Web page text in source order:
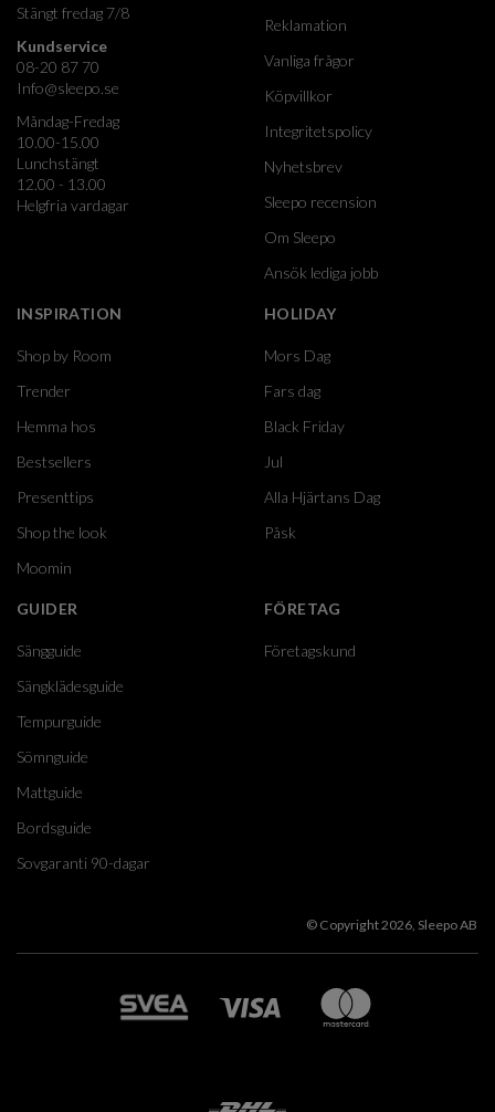
Stängt fredag 7/8
Kundservice
08-20 87 70
Info@sleepo.se
Måndag-Fredag
10.00-15.00
Lunchstängt
12.00 - 13.00
Helgfria vardagar
Reklamation
Vanliga frågor
Köpvillkor
Integritetspolicy
Nyhetsbrev
Sleepo recension
Om Sleepo
Ansök lediga jobb
INSPIRATION
Shop by Room
Trender
Hemma hos
Bestsellers
Presenttips
Shop the look
Moomin
HOLIDAY
Mors Dag
Fars dag
Black Friday
Jul
Alla Hjärtans Dag
Påsk
GUIDER
Sängguide
Sängklädesguide
Tempurguide
Sömnguide
Mattguide
Bordsguide
Sovgaranti 90-dagar
FÖRETAG
Företagskund
© Copyright 2026, Sleepo AB